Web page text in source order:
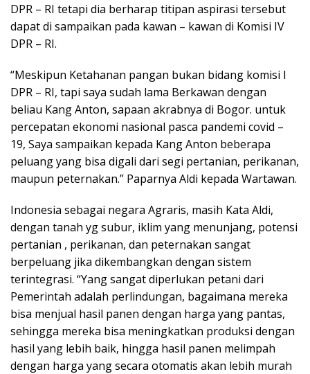
DPR – RI tetapi dia berharap titipan aspirasi tersebut
dapat di sampaikan pada kawan – kawan di Komisi IV
DPR – RI.
“Meskipun Ketahanan pangan bukan bidang komisi I
DPR – RI, tapi saya sudah lama Berkawan dengan
beliau Kang Anton, sapaan akrabnya di Bogor. untuk
percepatan ekonomi nasional pasca pandemi covid –
19, Saya sampaikan kepada Kang Anton beberapa
peluang yang bisa digali dari segi pertanian, perikanan,
maupun peternakan.” Paparnya Aldi kepada Wartawan.
Indonesia sebagai negara Agraris, masih Kata Aldi,
dengan tanah yg subur, iklim yang menunjang, potensi
pertanian , perikanan, dan peternakan sangat
berpeluang jika dikembangkan dengan sistem
terintegrasi. “Yang sangat diperlukan petani dari
Pemerintah adalah perlindungan, bagaimana mereka
bisa menjual hasil panen dengan harga yang pantas,
sehingga mereka bisa meningkatkan produksi dengan
hasil yang lebih baik, hingga hasil panen melimpah
dengan harga yang secara otomatis akan lebih murah